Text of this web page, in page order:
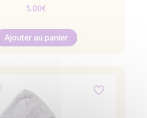
5.00€
Ajouter au panier